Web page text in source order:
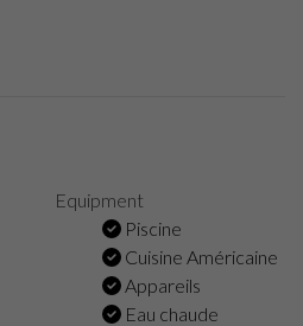
Equipment
Piscine
Cuisine Américaine
Appareils
Eau chaude